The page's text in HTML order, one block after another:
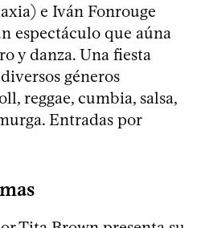
e Iván Fonrouge
espectáculo que aúna
y danza. Una fiesta
géneros
reggae, cumbia, salsa,
Entradas por